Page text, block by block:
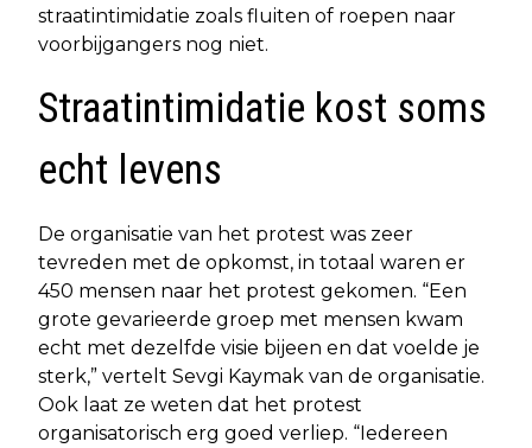
straatintimidatie zoals fluiten of roepen naar
voorbijgangers nog niet.
Straatintimidatie kost soms
echt levens
De organisatie van het protest was zeer
tevreden met de opkomst, in totaal waren er
450 mensen naar het protest gekomen. “Een
grote gevarieerde groep met mensen kwam
echt met dezelfde visie bijeen en dat voelde je
sterk,” vertelt Sevgi Kaymak van de organisatie.
Ook laat ze weten dat het protest
organisatorisch erg goed verliep. “Iedereen